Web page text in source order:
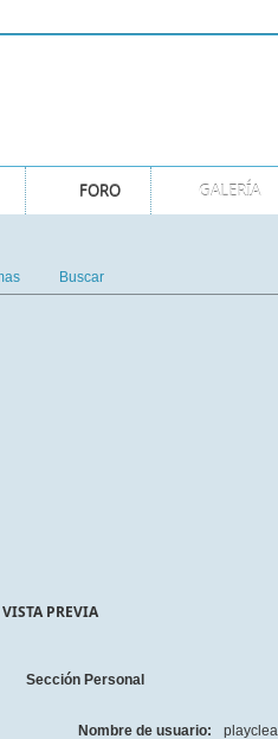
FORO GALERÍA
Buscar
VISTA PREVIA
Sección Personal
Nombre de usuario: